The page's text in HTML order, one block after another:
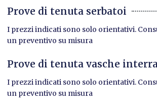
Prove di tenuta serbatoi
I prezzi indicati sono solo orientativi.
un preventivo su misura
Prove di tenuta vasche
I prezzi indicati sono solo orientativi.
un preventivo su misura